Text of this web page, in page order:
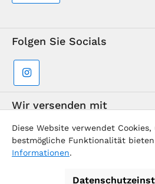
Folgen Sie Socials
Wir versenden mit
Diese Website verwendet
bestmögliche Funktionalität
Informationen.